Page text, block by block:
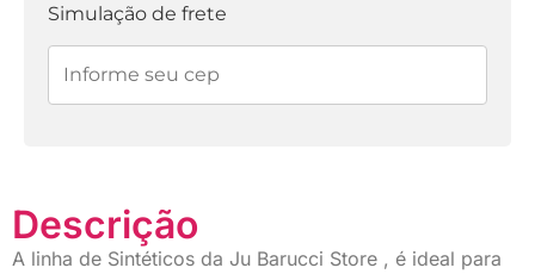
Simulação de frete
Descrição
A linha de Sintéticos da Ju Barucci Store , é ideal para